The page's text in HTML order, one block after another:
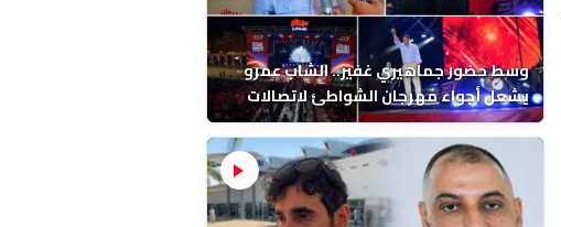
وسط حضور جماهيري غفير.. الشاب عمرو
يشعل أجواء مهرجان الشواطئ لاتصالات
المغرب بطنجة